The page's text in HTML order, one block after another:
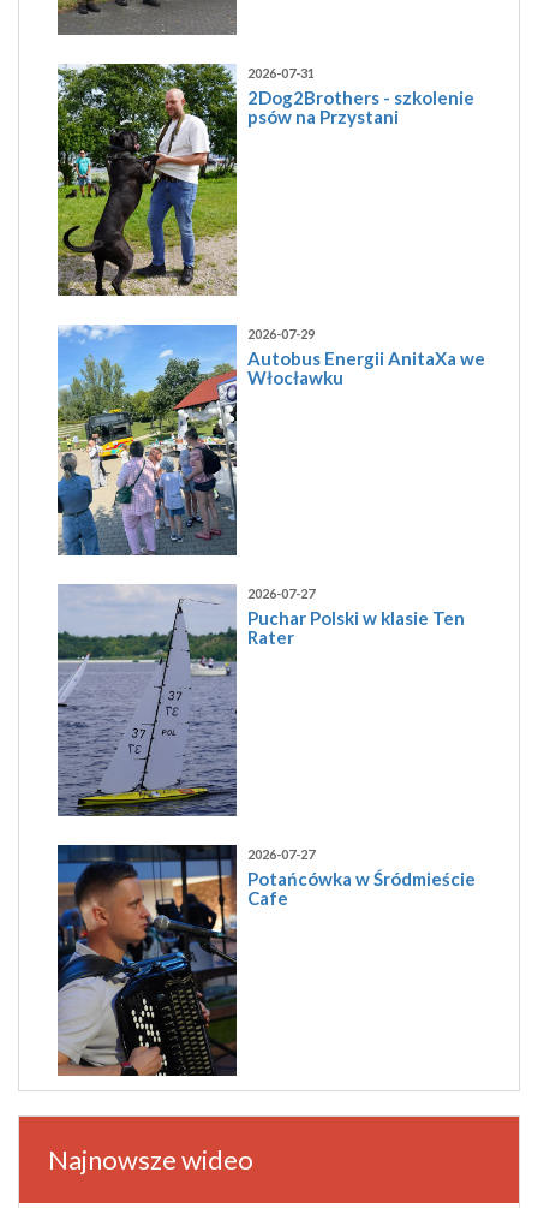
2026-07-31
2Dog2Brothers - szkolenie
psów na Przystani
2026-07-29
Autobus Energii AnitaXa we
Włocławku
2026-07-27
Puchar Polski w klasie Ten
Rater
2026-07-27
Potańcówka w Śródmieście
Cafe
Najnowsze wideo